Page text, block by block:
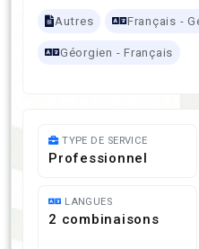
Autres Français -
Géorgien - Français
TYPE DE SERVICE
Professionnel
LANGUES
2 combinaisons